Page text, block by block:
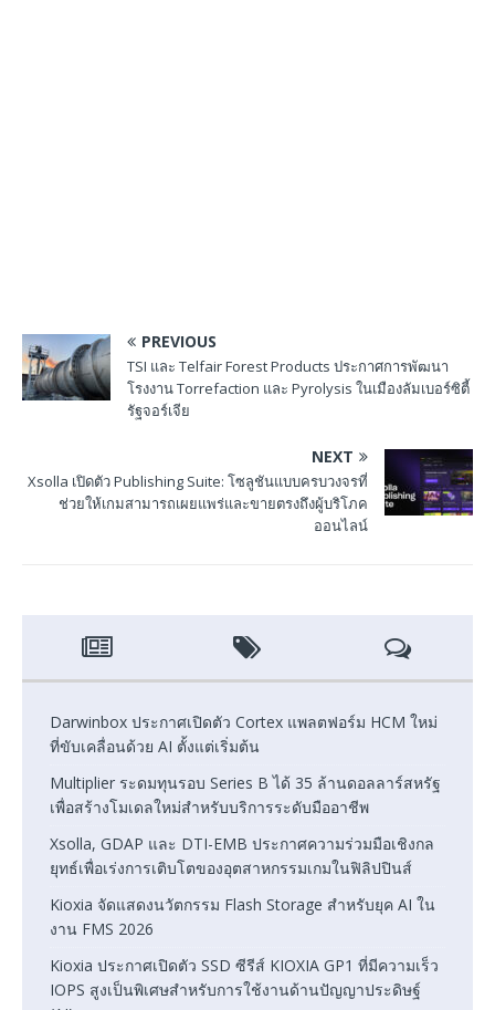
PREVIOUS
TSI และ Telfair Forest Products ประกาศการพัฒนา
โรงงาน Torrefaction และ Pyrolysis ในเมืองลัมเบอร์ซิตี้
รัฐจอร์เจีย
NEXT
Xsolla เปิดตัว Publishing Suite: โซลูชันแบบครบวงจรที่
ช่วยให้เกมสามารถเผยแพร่และขายตรงถึงผู้บริโภค
ออนไลน์
Darwinbox ประกาศเปิดตัว Cortex แพลตฟอร์ม HCM ใหม่
ที่ขับเคลื่อนด้วย AI ตั้งแต่เริ่มต้น
Multiplier ระดมทุนรอบ Series B ได้ 35 ล้านดอลลาร์สหรัฐ
เพื่อสร้างโมเดลใหม่สำหรับบริการระดับมืออาชีพ
Xsolla, GDAP และ DTI-EMB ประกาศความร่วมมือเชิงกล
ยุทธ์เพื่อเร่งการเติบโตของอุตสาหกรรมเกมในฟิลิปปินส์
Kioxia จัดแสดงนวัตกรรม Flash Storage สำหรับยุค AI ใน
งาน FMS 2026
Kioxia ประกาศเปิดตัว SSD ซีรีส์ KIOXIA GP1 ที่มีความเร็ว
IOPS สูงเป็นพิเศษสำหรับการใช้งานด้านปัญญาประดิษฐ์